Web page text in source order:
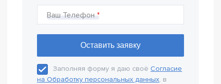
Ваш Телефон
Заполняя форму я даю своё Согласие
на Обработку персональных данных, в